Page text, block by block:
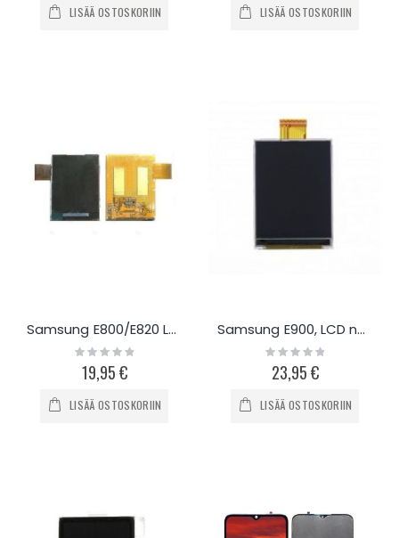
LISÄÄ OSTOSKORIIN LISÄÄ OSTOSKORIIN
Samsung E800/E820 LCD näyttö
Rating:
0%
19,95 €
LISÄÄ OSTOSKORIIN
Samsung E900, LCD näyttö
Rating:
0%
23,95 €
LISÄÄ OSTOSKORIIN